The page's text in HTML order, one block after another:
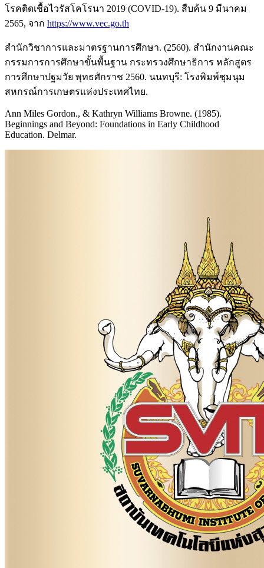
โรคติดเชื้อไวรัสโคโรนา 2019 (COVID-19). สืบค้น 9 มีนาคม
2565, จาก https://www.vec.go.th
สำนักวิชาการและมาตรฐานการศึกษา. (2560). สำนักงานคณะ
กรรมการการศึกษาขั้นพื้นฐาน กระทรวงศึกษาธิการ หลักสูตร
การศึกษาปฐมวัย พุทธศักราช 2560. นนทบุรี: โรงพิมพ์ชุมนุม
สหกรณ์การเกษตรแห่งประเทศไทย.
Ann Miles Gordon., & Kathryn Williams Browne. (1985).
Beginnings and Beyond: Foundations in Early Childhood
Education. Delmar.